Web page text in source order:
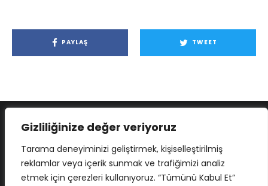
Gizliliğinize değer veriyoruz
Tarama deneyiminizi geliştirmek, kişiselleştirilmiş
reklamlar veya içerik sunmak ve trafiğimizi analiz
etmek için çerezleri kullanıyoruz. “Tümünü Kabul Et”
PAYLAŞ TWEET